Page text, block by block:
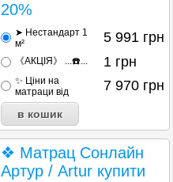
20%
➤ Нестандарт 1
м²
5 991 грн
《АКЦІЯ》 ...☎️... 1 грн
✨ Ціни на
матраци від
7 970 грн
❖ Матрац Сонлайн
Артур / Artur купити